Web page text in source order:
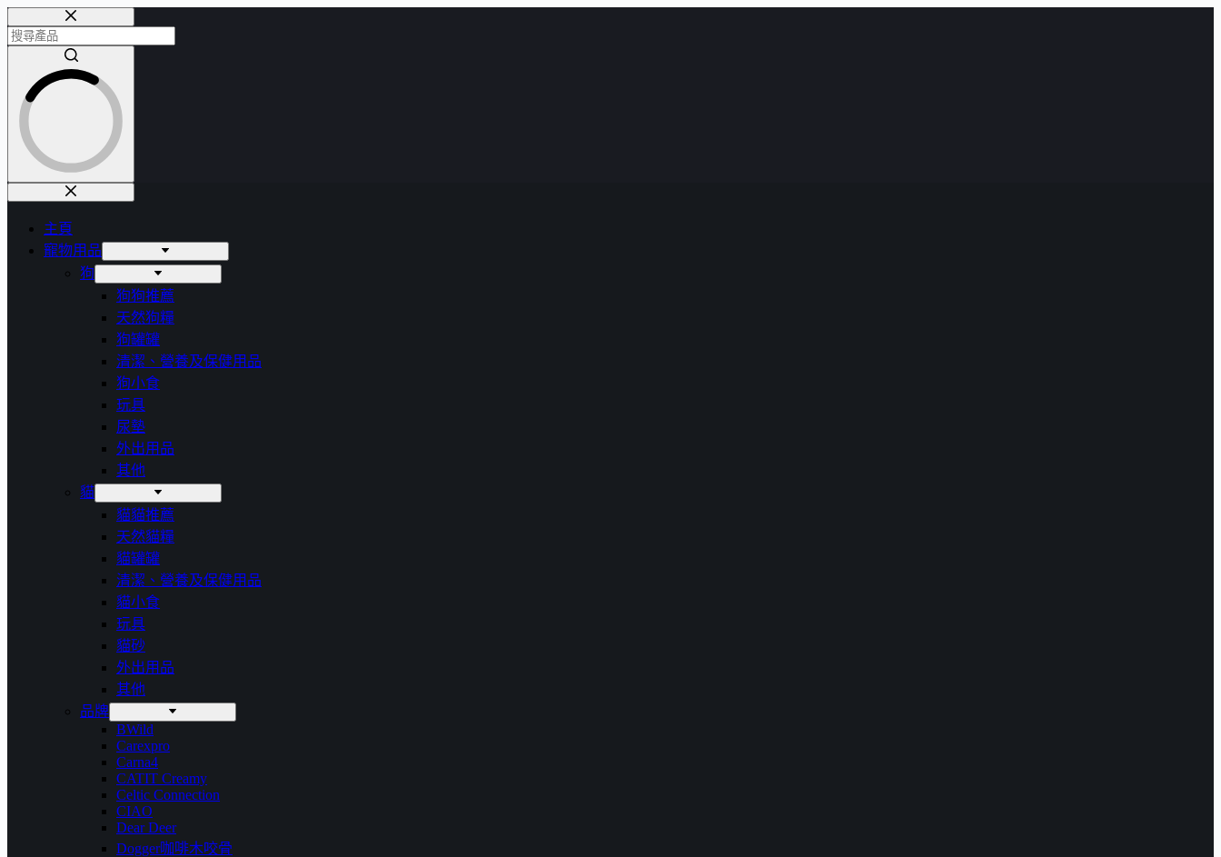
Skip
to
content
No
results
主頁
寵物用品
狗
狗狗推薦
天然狗糧
狗罐罐
清潔、營養及保健用品
狗小食
玩具
尿墊
外出用品
其他
貓
貓貓推薦
天然貓糧
貓罐罐
清潔、營養及保健用品
貓小食
玩具
貓砂
外出用品
其他
品牌
BWild
Carexpro
Carna4
CATIT Creamy
Celtic Connection
CIAO
Dear Deer
Dogger咖啡木咬骨